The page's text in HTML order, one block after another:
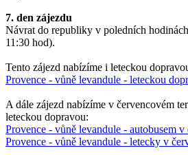
7. den zájezdu
Návrat do republiky v poledních
11:30 hod).
Tento zájezd nabízíme i leteckou
Provence - vůně levandule - leteckou
A dále zájezd nabízíme v červencovém
leteckou dopravou:
Provence - vůně levandule - autobusem v
Provence - vůně levandule - letecky v